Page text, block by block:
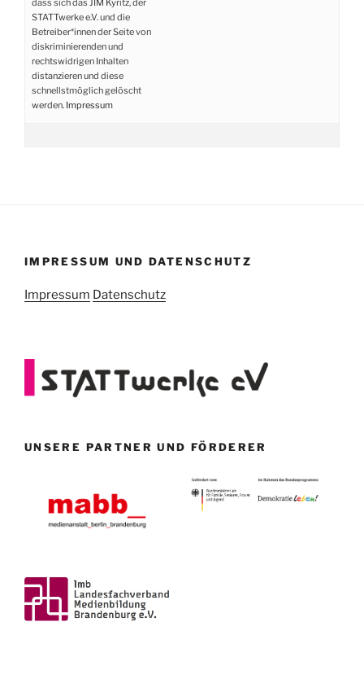
dass sich das JIM Kyritz, der
STATTwerke e.V. und die
Betreiber*innen der Seite von
diskriminierenden und
rechtswidrigen Inhalten
distanzieren und diese
schnellstmöglich gelöscht
werden. Impressum
IMPRESSUM UND DATENSCHUTZ
Impressum Datenschutz
UNSERE PARTNER UND FÖRDERER